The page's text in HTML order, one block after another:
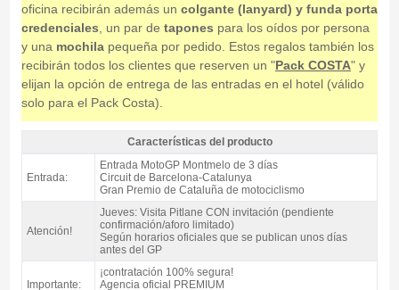
oficina recibirán además un colgante (lanyard) y funda porta
credenciales , un par de tapones para los oídos por persona
y una mochilapequeña por pedido. Estos regalos también los
recibirán todos los clientes que reserven un "Pack COSTA" y
elijan la opción de entrega de las entradas en el hotel (válido
solo para el Pack Costa).
Entrada MotoGP Tribuna E, GP Catalunya 2027 - Características del
producto
Características del producto
Entrada:
Entrada MotoGP Montmelo de 3 días
Circuit de Barcelona-Catalunya
Gran Premio de Cataluña de motociclismo
Atención!
Jueves: Visita Pitlane CON invitación (pendiente
confirmación/aforo limitado)
Según horarios oficiales que se publican unos días
antes del GP
Importante:
¡contratación 100% segura!
Agencia oficial PREMIUM